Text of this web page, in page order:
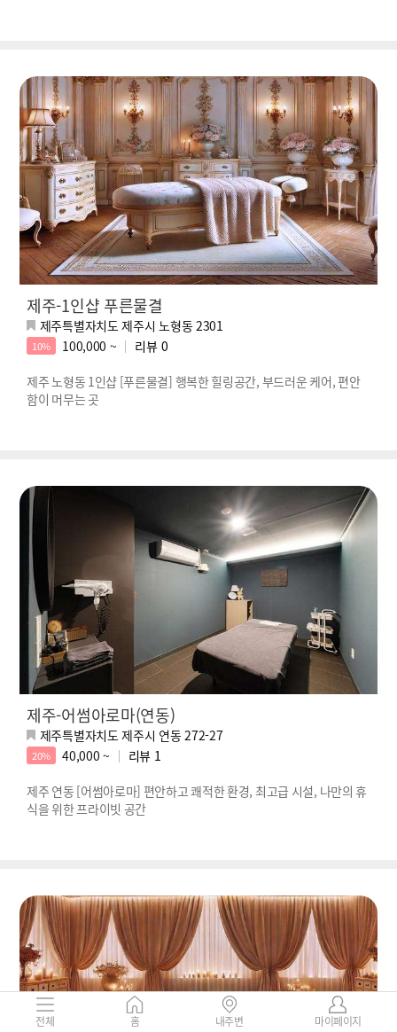
제주-1인샵 푸른물결
제주특별자치도 제주시 노형동 2301
10% 100,000 ~ 리뷰 0
제주 노형동 1인샵 [푸른물결] 행복한 힐링공간, 부드러운 케어, 편안
함이 머무는 곳
제주-어썸아로마(연동)
제주특별자치도 제주시 연동 272-27
20% 40,000 ~ 리뷰 1
제주 연동 [어썸아로마] 편안하고 쾌적한 환경, 최고급 시설, 나만의 휴
식을 위한 프라이빗 공간
전체 홈 내주변 마이페이지